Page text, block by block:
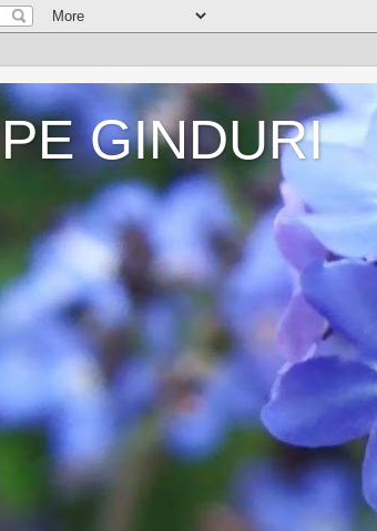
PE GINDURI